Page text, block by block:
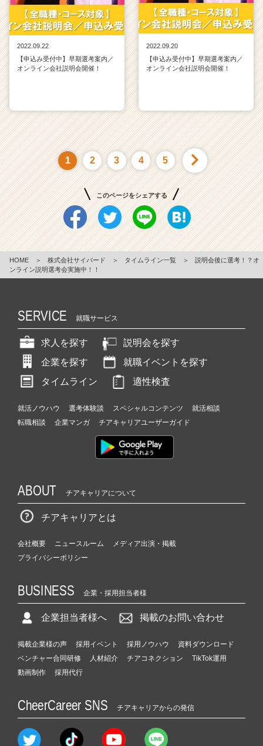
2022.09.22
【申込み受付中】早期選考案内／
オンライン会社説明会開催！
2022.09.20
【申込み受付中】早期選考案内／
オンライン会社説明会開催！
1 2 3 4 5
このページをシェアする
HOME ＞ 株式会社サイバード ＞ タイムライン一覧 ＞
説明会後に選考！？オ
ンライン説明選考会実施中！！
SERVICE 就職サービス
求人を探す
説明会を探す
企業を探す
就職イベントを探す
タイムライン
適性検査
就活ノウハウ 選考体験談 スペシャルコンテンツ
就活相談
転職相談
企業マンガ チアキャリアユーザーガイド
ABOUT チアキャリアについて
チアキャリアとは
会社概要 ニュースルーム
メディア出演・掲載
プライバシーポリシー
BUSINESS 企業・採用担当者様
企業担当者様へ 掲載のお問い合わせ
掲載企業様の声 採用イベント 採用ノウハウ
資料ダウンロード
ベンチャー合同研修
人材紹介 チアコネクション
TikTok運用
動画制作
採用代行
CheerCareer SNS チアキャリアからの発信